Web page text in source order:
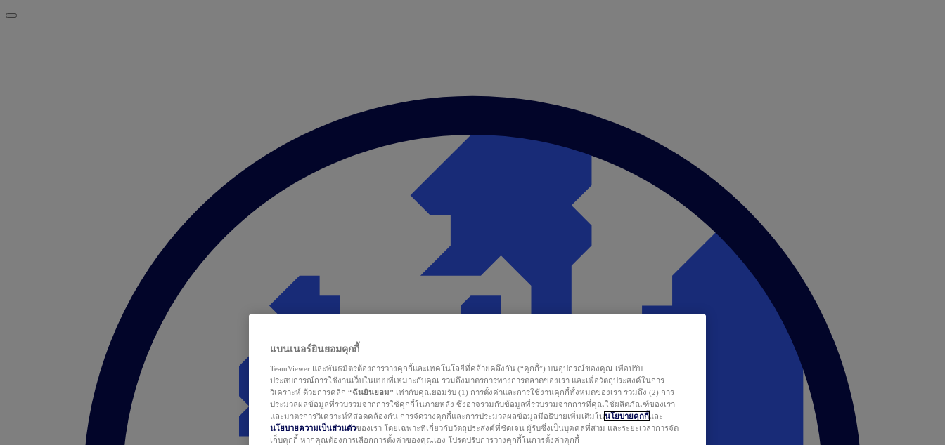
แบนเนอร์ยินยอมคุกกี้
TeamViewer และพันธมิตรต้องการวางคุกกี้และเทคโนโลยีที่คล้ายคลึงกัน (“คุกกี้”) บนอุปกรณ์ของคุณ เพื่อปรับ
ประสบการณ์การใช้งานเว็บในแบบที่เหมาะกับคุณ รวมถึงมาตรการทางการตลาดของเรา และเพื่อวัตถุประสงค์ในการ
วิเคราะห์ ด้วยการคลิก “ฉันยินยอม” เท่ากับคุณยอมรับ (1) การตั้งค่าและการใช้งานคุกกี้ทั้งหมดของเรา รวมถึง (2) การ
ประมวลผลข้อมูลที่รวบรวมจากการใช้คุกกี้ในภายหลัง ซึ่งอาจรวมกับข้อมูลที่รวบรวมจากการที่คุณใช้ผลิตภัณฑ์ของเรา
และมาตรการวิเคราะห์ที่สอดคล้องกัน การจัดวางคุกกี้และการประมวลผลข้อมูลมีอธิบายเพิ่มเติมในนโยบายคุกกี้และ
นโยบายความเป็นส่วนตัวของเรา โดยเฉพาะที่เกี่ยวกับวัตถุประสงค์ที่ชัดเจน ผู้รับซึ่งเป็นบุคคลที่สาม และระยะเวลาการจัด
เก็บคุกกี้ หากคุณต้องการเลือกการตั้งค่าของคุณเอง โปรดปรับการวางคุกกี้ในการตั้งค่าคุกกี้